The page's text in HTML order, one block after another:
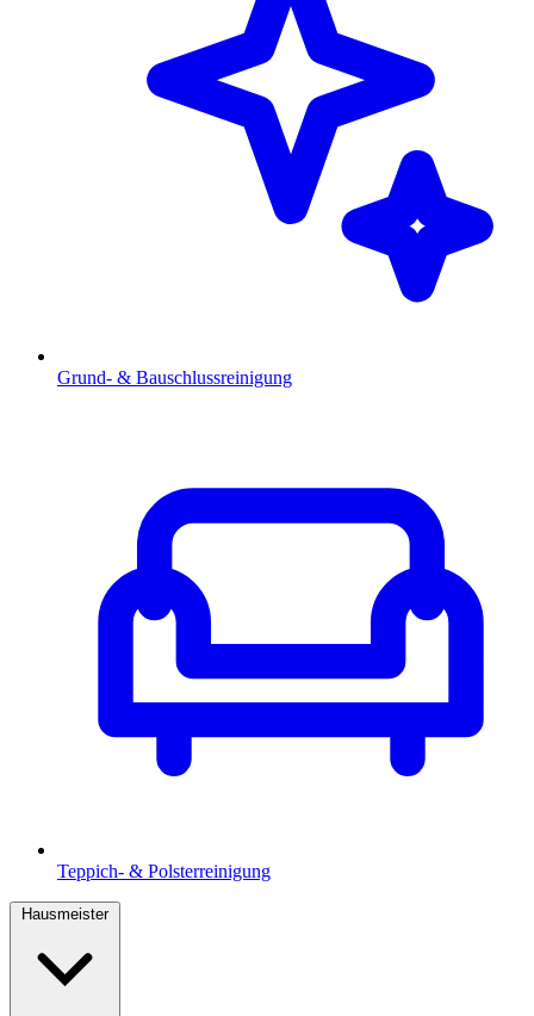
Grund- & Bauschlussreinigung
Teppich- & Polsterreinigung
Hausmeister